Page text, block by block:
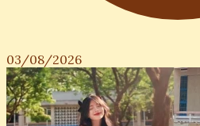
03/08/2026